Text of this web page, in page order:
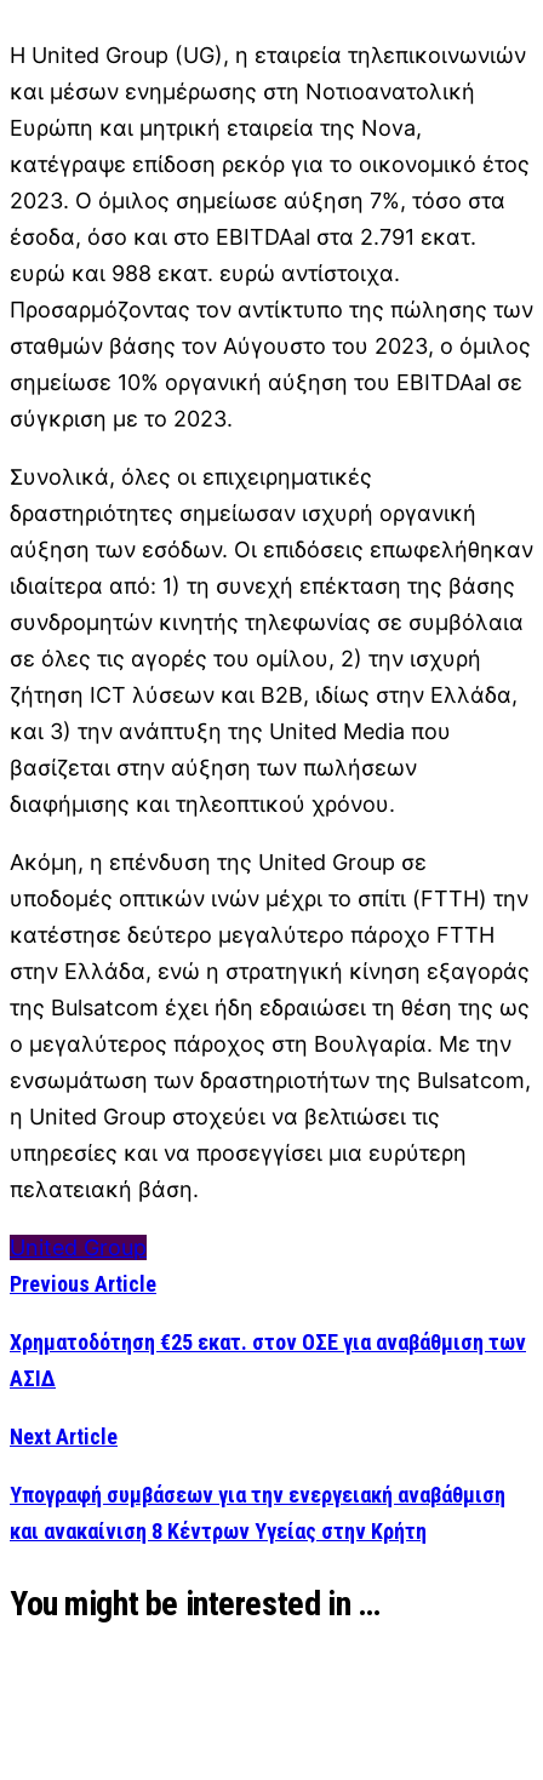
Η United Group (UG), η εταιρεία τηλεπικοινωνιών
και μέσων ενημέρωσης στη Νοτιοανατολική
Ευρώπη και μητρική εταιρεία της Nova,
κατέγραψε επίδοση ρεκόρ για το οικονομικό έτος
2023. Ο όμιλος σημείωσε αύξηση 7%, τόσο στα
έσοδα, όσο και στo EBITDAal στα 2.791 εκατ.
ευρώ και 988 εκατ. ευρώ αντίστοιχα.
Προσαρμόζοντας τον αντίκτυπο της πώλησης των
σταθμών βάσης τον Αύγουστο του 2023, ο όμιλος
σημείωσε 10% οργανική αύξηση του EBITDAal σε
σύγκριση με το 2023.
Συνολικά, όλες οι επιχειρηματικές
δραστηριότητες σημείωσαν ισχυρή οργανική
αύξηση των εσόδων. Οι επιδόσεις επωφελήθηκαν
ιδιαίτερα από: 1) τη συνεχή επέκταση της βάσης
συνδρομητών κινητής τηλεφωνίας σε συμβόλαια
σε όλες τις αγορές του ομίλου, 2) την ισχυρή
ζήτηση ICT λύσεων και B2B, ιδίως στην Ελλάδα,
και 3) την ανάπτυξη της United Media που
βασίζεται στην αύξηση των πωλήσεων
διαφήμισης και τηλεοπτικού χρόνου.
Ακόμη, η επένδυση της United Group σε
υποδομές οπτικών ινών μέχρι το σπίτι (FTTH) την
κατέστησε δεύτερο μεγαλύτερο πάροχο FTTH
στην Ελλάδα, ενώ η στρατηγική κίνηση εξαγοράς
της Bulsatcom έχει ήδη εδραιώσει τη θέση της ως
ο μεγαλύτερος πάροχος στη Βουλγαρία. Με την
ενσωμάτωση των δραστηριοτήτων της Bulsatcom,
η United Group στοχεύει να βελτιώσει τις
υπηρεσίες και να προσεγγίσει μια ευρύτερη
πελατειακή βάση.
United Group
Previous Article
Χρηματοδότηση €25 εκατ. στον ΟΣΕ για αναβάθμιση των
ΑΣΙΔ
Next Article
Υπογραφή συμβάσεων για την ενεργειακή αναβάθμιση
και ανακαίνιση 8 Κέντρων Υγείας στην Κρήτη
You might be interested in …